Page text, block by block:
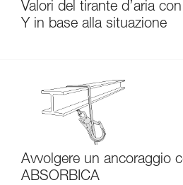
Valori del tirante d’aria
Y in base alla situazione
Avvolgere un ancoraggio
ABSORBICA